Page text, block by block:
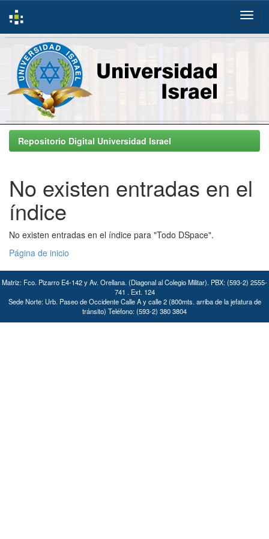
Skip
navigationRepositorio Digital Universidad Israel
No existen entradas en el
índice
No existen entradas en el índice para "Todo DSpace".
Página de inicio
Matriz: Fco. Pizarro E4-142 y Av. Orellana. (Diagonal al Colegio Militar). PBX: (593-2) 2555-
741 . Ext. 124
Sede Norte: Urb. Paseo de Occidente Calle A y calle 2 (800mts. arriba de la jefatura de
tránsito) Teléfono: (593-2) 380 3804